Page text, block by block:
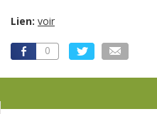
Lien: voir
0